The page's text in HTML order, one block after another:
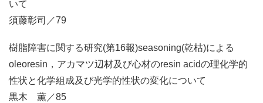
いて
須藤彰司／79
樹脂障害に関する研究(第16報)seasoning(乾枯)による
oleoresin，アカマツ辺材及び心材のresin acidの理化学的
性状と化学組成及び光学的性状の変化について
黒木 薫／85